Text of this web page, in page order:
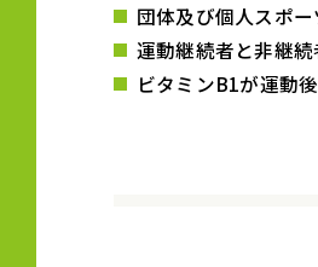
団体及び個人スポ
運動継続者と非継
ビタミンB1が運動